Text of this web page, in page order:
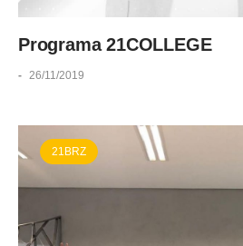
Programa 21COLLEGE
- 26/11/2019
21BRZ